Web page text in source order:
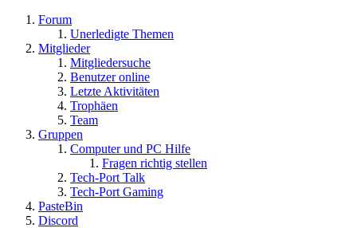
Forum
Unerledigte Themen
Mitglieder
Mitgliedersuche
Benutzer online
Letzte Aktivitäten
Trophäen
Team
Gruppen
Computer und PC Hilfe
Fragen richtig stellen
Tech-Port Talk
Tech-Port Gaming
PasteBin
Discord